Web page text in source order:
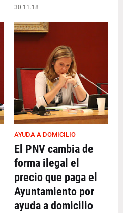
30.11.18
AYUDA A DOMICILIO
El PNV cambia de
forma ilegal el
precio que paga el
Ayuntamiento por
ayuda a domicilio